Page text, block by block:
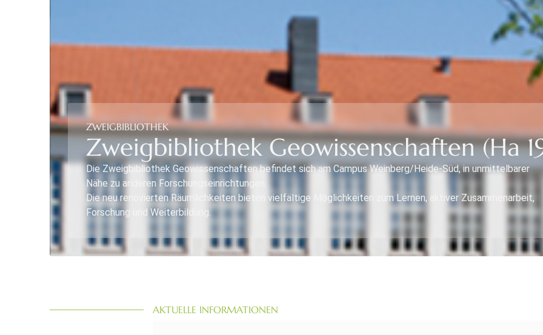
ZWEIGBIBLIOTHEK
Zweigbibliothek Geowissenschaften (Ha
Die Zweigbibliothek Geowissenschaften befindet sich am Campus Weinberg/Heide-Süd, in unmittelbarer
Nähe zu anderen Forschungseinrichtungen.
Die neu renovierten Räumlichkeiten bieten vielfältige Möglichkeiten zum Lernen, aktiver Zusammenarbeit,
Forschung und Weiterbildung.
AKTUELLE INFORMATIONEN